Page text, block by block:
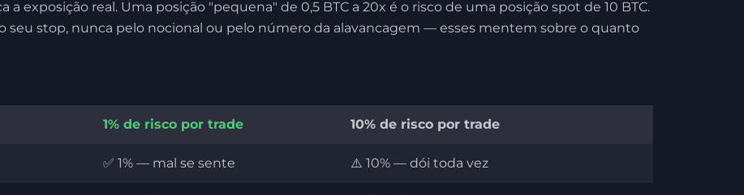
a exposição real. Uma posição "pequena" de 0,5 BTC a 20x é o risco de uma posição spot de 10 BTC.
seu stop, nunca pelo nocional ou pelo número da alavancagem — esses mentem sobre o quanto
1% de risco por trade 10% de risco por trade
✅ 1% — mal se sente ⚠️ 10% — dói toda vez